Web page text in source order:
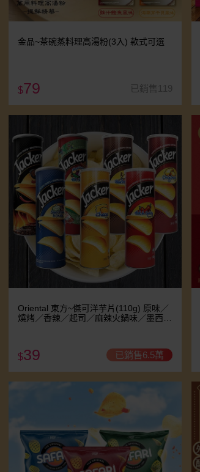
金品~茶碗蒸料理高湯粉(3入) 款式可選
$79 已銷售119
Oriental 東方~傑可洋芋片(110g) 原味／
燒烤／香辣／起司／麻辣火鍋味／墨西哥
$39 已銷售6.5萬